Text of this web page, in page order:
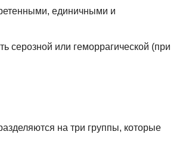
единичными и
серозной или геморрагической (при
на три группы, которые